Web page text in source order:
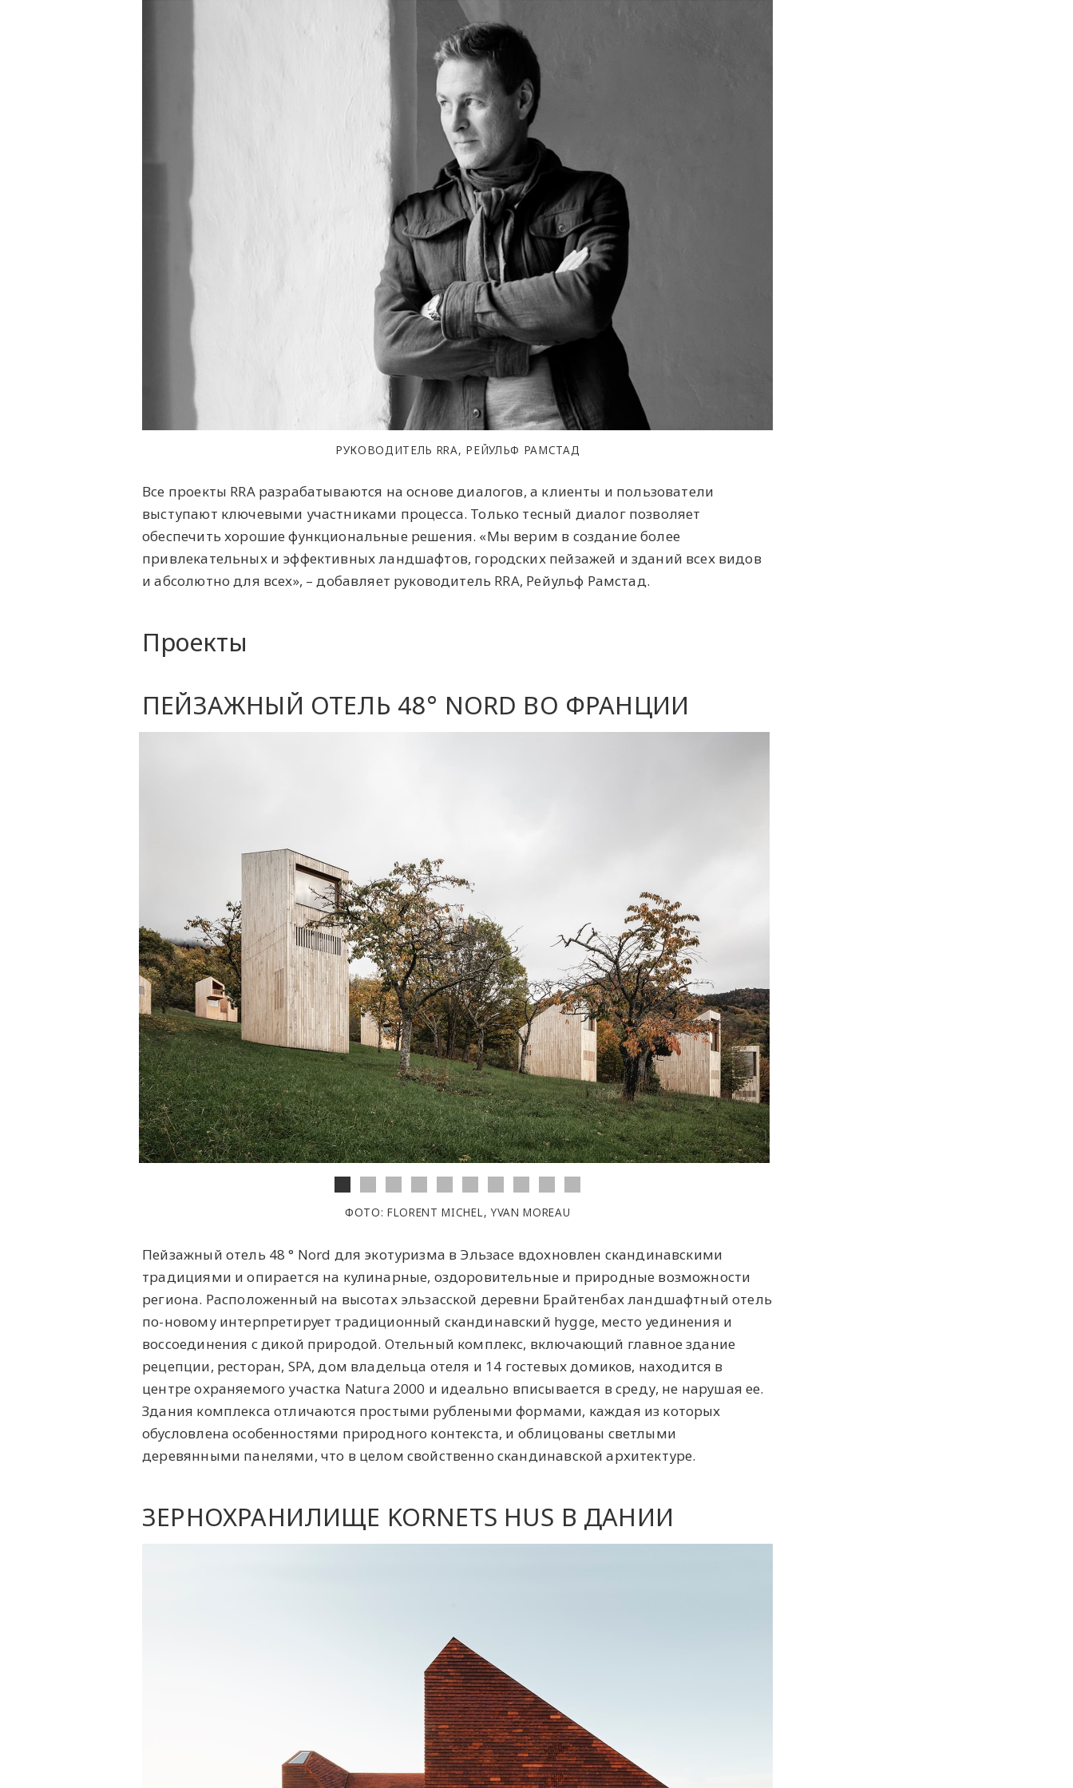
РУКОВОДИТЕЛЬ RRA, РЕЙУЛЬФ РАМСТАД
Все проекты RRA разрабатываются на основе диалогов, а клиенты и пользователи
выступают ключевыми участниками процесса. Только тесный диалог позволяет
обеспечить хорошие функциональные решения. «Мы верим в создание более
привлекательных и эффективных ландшафтов, городских пейзажей и зданий всех видов
и абсолютно для всех», – добавляет руководитель RRA, Рейульф Рамстад.
Проекты
ПЕЙЗАЖНЫЙ ОТЕЛЬ 48° NORD ВО ФРАНЦИИ
ФОТО: FLORENT MICHEL, YVAN MOREAU
Пейзажный отель 48 ° Nord для экотуризма в Эльзасе вдохновлен скандинавскими
традициями и опирается на кулинарные, оздоровительные и природные возможности
региона. Расположенный на высотах эльзасской деревни Брайтенбах ландшафтный отель
по-новому интерпретирует традиционный скандинавский hygge, место уединения и
воссоединения с дикой природой. Отельный комплекс, включающий главное здание
рецепции, ресторан, SPA, дом владельца отеля и 14 гостевых домиков, находится в
центре охраняемого участка Natura 2000 и идеально вписывается в среду, не нарушая ее.
Здания комплекса отличаются простыми рублеными формами, каждая из которых
обусловлена особенностями природного контекста, и облицованы светлыми
деревянными панелями, что в целом свойственно скандинавской архитектуре.
ЗЕРНОХРАНИЛИЩЕ KORNETS HUS В ДАНИИ